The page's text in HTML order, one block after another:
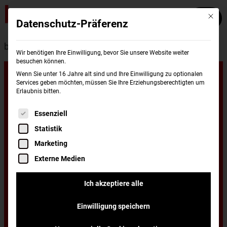
burgerme
Unsere
Standorte in
Krefeld
Du wohnst in Krefeld und hast Lust auf einen
Mit
Datenschutz-Präferenz
Wir benötigen Ihre Einwilligung, bevor Sie unsere Website weiter
besuchen können.
Wenn Sie unter 16 Jahre alt sind und Ihre Einwilligung zu optionalen
Services geben möchten, müssen Sie Ihre Erziehungsberechtigten um
Erlaubnis bitten.
Es folgt eine Liste der Service-Gruppen, für
Essenziell
Statistik
Marketing
Externe Medien
Ich akzeptiere alle
Einwilligung speichern